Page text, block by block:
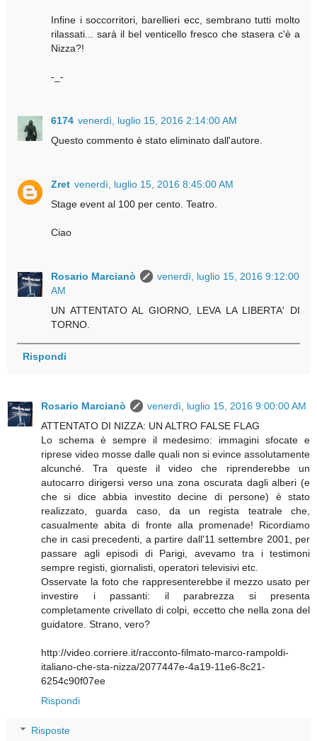
Infine i soccorritori, barellieri ecc, sembrano tutti molto
rilassati... sarà il bel venticello fresco che stasera c'è a
Nizza?!
-_-
6174 venerdì, luglio 15, 2016 2:14:00 AM
Questo commento è stato eliminato dall'autore.
Zret venerdì, luglio 15, 2016 8:45:00 AM
Stage event al 100 per cento. Teatro.
Ciao
Rosario Marcianò
venerdì, luglio 15, 2016 9:12:00
AM
UN ATTENTATO AL GIORNO, LEVA LA LIBERTA' DI
TORNO.
Rispondi
Rosario Marcianò
venerdì, luglio 15, 2016 9:00:00 AM
ATTENTATO DI NIZZA: UN ALTRO FALSE FLAG
Lo schema è sempre il medesimo: immagini sfocate e
riprese video mosse dalle quali non si evince assolutamente
alcunché. Tra queste il video che riprenderebbe un
autocarro dirigersi verso una zona oscurata dagli alberi (e
che si dice abbia investito decine di persone) è stato
realizzato, guarda caso, da un regista teatrale che,
casualmente abita di fronte alla promenade! Ricordiamo
che in casi precedenti, a partire dall'11 settembre 2001, per
passare agli episodi di Parigi, avevamo tra i testimoni
sempre registi, giornalisti, operatori televisivi etc.
Osservate la foto che rappresenterebbe il mezzo usato per
investire i passanti: il parabrezza si presenta
completamente crivellato di colpi, eccetto che nella zona del
guidatore. Strano, vero?
http://video.corriere.it/racconto-filmato-marco-rampoldi-
italiano-che-sta-nizza/2077447e-4a19-11e6-8c21-
6254c90f07ee
Rispondi
Risposte